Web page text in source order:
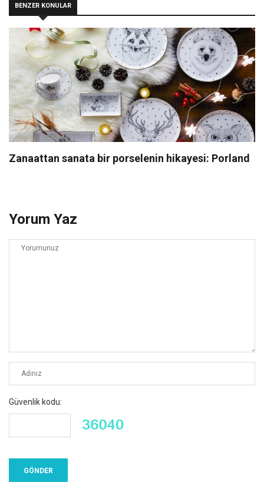
BENZER KONULAR
Zanaattan sanata bir porselenin hikayesi: Porland
Yorum Yaz
Güvenlik kodu: